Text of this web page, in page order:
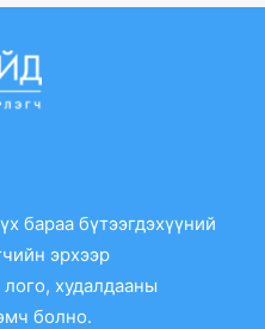
бараа бүтээгдэхүүний
эрхээр
худалдааны
болно.